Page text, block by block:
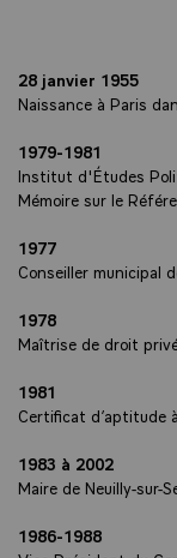
28 janvier 1955
Naissance à Paris
1979-1981
Institut d'Études
Mémoire sur le
1977
Conseiller municipal
1978
Maîtrise de droit
1981
Certificat d’aptitude
1983 à 2002
Maire de Neuilly-sur-
1986-1988